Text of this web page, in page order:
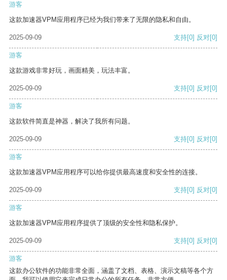
游客
这款加速器VPM应用程序已经为我们带来了无限的隐私和自由。
2025-09-09 支持[0] 反对[0]
游客
这款游戏非常好玩，画面精美，玩法丰富。
2025-09-09 支持[0] 反对[0]
游客
这款软件简直是神器，解决了我所有问题。
2025-09-09 支持[0] 反对[0]
游客
这款加速器VPM应用程序可以给你提供最高速度和安全性的连接。
2025-09-09 支持[0] 反对[0]
游客
这款加速器VPM应用程序提供了顶级的安全性和隐私保护。
2025-09-09 支持[0] 反对[0]
游客
这款办公软件的功能非常全面，涵盖了文档、表格、演示文稿等各个方